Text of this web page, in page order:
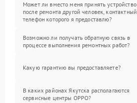
Может ли вместо меня принять устройство
после ремонта другой человек, контактный
телефон которого я предоставлю?
Возможно ли получать обратную связь в
процессе выполнения ремонтных работ?
Какую гарантию вы предоставляете?
В каких районах Якутска располагаются
сервисные центры OPPO?